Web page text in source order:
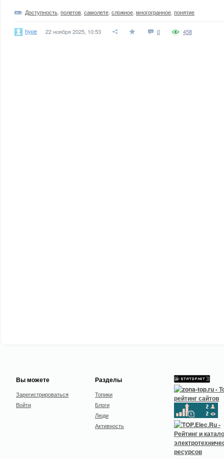
Доступность полетов самолете сложное многогранное понятие
hype 22 ноября 2025, 10:53 0 458
Вы можете
Зарегистрироваться
Войти
Разделы
Топики
Блоги
Люди
Активность